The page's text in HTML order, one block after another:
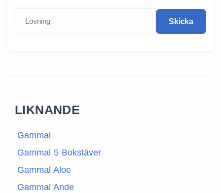
Lösning Skicka
LIKNANDE
Gammal
Gammal 5 Bokstäver
Gammal Aloe
Gammal Ande